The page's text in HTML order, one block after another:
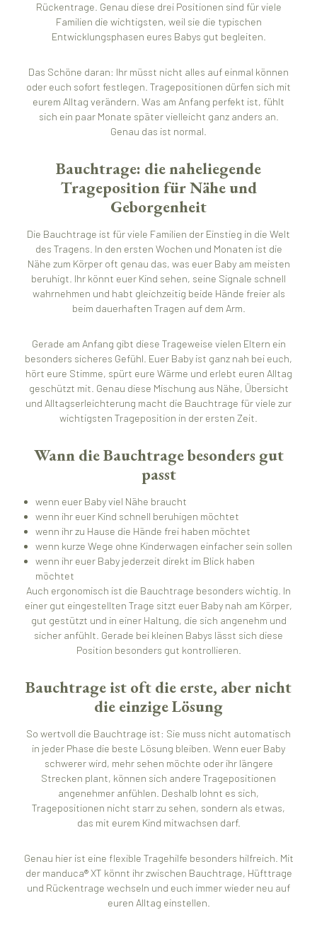
Rückentrage. Genau diese drei Positionen sind für viele
Familien die wichtigsten, weil sie die typischen
Entwicklungsphasen eures Babys gut begleiten.
Das Schöne daran: Ihr müsst nicht alles auf einmal können
oder euch sofort festlegen. Tragepositionen dürfen sich mit
eurem Alltag verändern. Was am Anfang perfekt ist, fühlt
sich ein paar Monate später vielleicht ganz anders an.
Genau das ist normal.
Bauchtrage: die naheliegende
Trageposition für Nähe und
Geborgenheit
Die Bauchtrage ist für viele Familien der Einstieg in die Welt
des Tragens. In den ersten Wochen und Monaten ist die
Nähe zum Körper oft genau das, was euer Baby am meisten
beruhigt. Ihr könnt euer Kind sehen, seine Signale schnell
wahrnehmen und habt gleichzeitig beide Hände freier als
beim dauerhaften Tragen auf dem Arm.
Gerade am Anfang gibt diese Trageweise vielen Eltern ein
besonders sicheres Gefühl. Euer Baby ist ganz nah bei euch,
hört eure Stimme, spürt eure Wärme und erlebt euren Alltag
geschützt mit. Genau diese Mischung aus Nähe, Übersicht
und Alltagserleichterung macht die Bauchtrage für viele zur
wichtigsten Trageposition in der ersten Zeit.
Wann die Bauchtrage besonders gut
passt
wenn euer Baby viel Nähe braucht
wenn ihr euer Kind schnell beruhigen möchtet
wenn ihr zu Hause die Hände frei haben möchtet
wenn kurze Wege ohne Kinderwagen einfacher sein sollen
wenn ihr euer Baby jederzeit direkt im Blick haben
möchtet
Auch ergonomisch ist die Bauchtrage besonders wichtig. In
einer gut eingestellten Trage sitzt euer Baby nah am Körper,
gut gestützt und in einer Haltung, die sich angenehm und
sicher anfühlt. Gerade bei kleinen Babys lässt sich diese
Position besonders gut kontrollieren.
Bauchtrage ist oft die erste, aber nicht
die einzige Lösung
So wertvoll die Bauchtrage ist: Sie muss nicht automatisch
in jeder Phase die beste Lösung bleiben. Wenn euer Baby
schwerer wird, mehr sehen möchte oder ihr längere
Strecken plant, können sich andere Tragepositionen
angenehmer anfühlen. Deshalb lohnt es sich,
Tragepositionen nicht starr zu sehen, sondern als etwas,
das mit eurem Kind mitwachsen darf.
Genau hier ist eine flexible Tragehilfe besonders hilfreich. Mit
der manduca® XT könnt ihr zwischen Bauchtrage, Hüfttrage
und Rückentrage wechseln und euch immer wieder neu auf
euren Alltag einstellen.